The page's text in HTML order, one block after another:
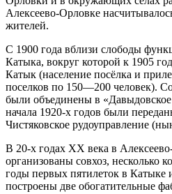
Алексеево-Орловке
жителей.
С 1900 года вблизи слободы
Катыка, вокруг которой к 1905
Катык (население посёлка и
поселков по 150—200 человек).
были объединены в «Давыдовское
начала 1920-х годов были
Чистяковское рудоуправление
В 20-х годах XX века в
организованы совхоз, несколько
годы первых пятилеток в
построены две обогатительные